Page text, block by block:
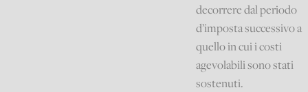
decorrere dal periodo
d’imposta successivo a
quello in cui i costi
agevolabili sono stati
sostenuti.